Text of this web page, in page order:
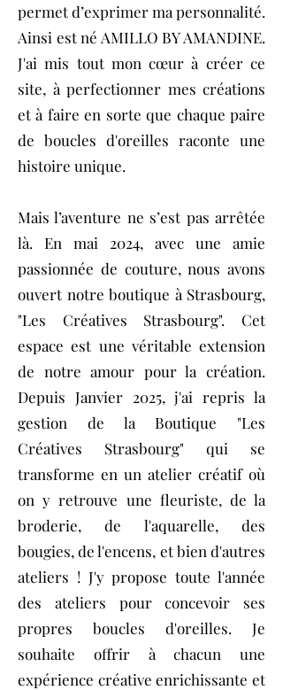
permet d’exprimer ma personnalité.
Ainsi est né AMILLO BY AMANDINE.
J'ai mis tout mon cœur à créer ce
site, à perfectionner mes créations
et à faire en sorte que chaque paire
de boucles d'oreilles raconte une
histoire unique.
Mais l’aventure ne s’est pas arrêtée
là. En mai 2024, avec une amie
passionnée de couture, nous avons
ouvert notre boutique à Strasbourg,
"Les Créatives Strasbourg". Cet
espace est une véritable extension
de notre amour pour la création.
Depuis Janvier 2025, j'ai repris la
gestion de la Boutique "Les
Créatives Strasbourg" qui se
transforme en un atelier créatif où
on y retrouve une fleuriste, de la
broderie, de l'aquarelle, des
bougies, de l'encens, et bien d'autres
ateliers ! J'y propose toute l'année
des ateliers pour concevoir ses
propres boucles d'oreilles. Je
souhaite offrir à chacun une
expérience créative enrichissante et